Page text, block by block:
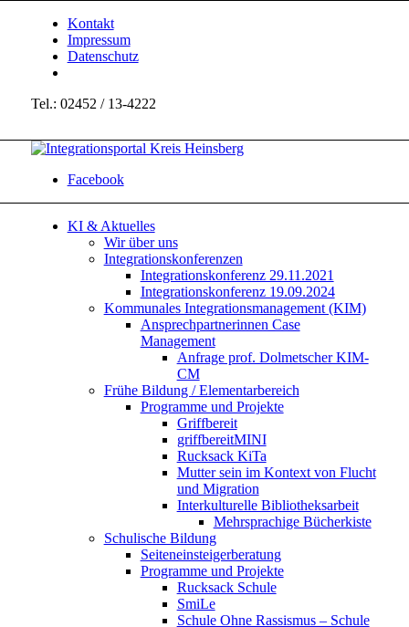
Kontakt
Impressum
Datenschutz
Tel.: 02452 / 13-4222
Facebook
KI & Aktuelles
Wir über uns
Integrationskonferenzen
Integrationskonferenz 29.11.2021
Integrationskonferenz 19.09.2024
Kommunales Integrationsmanagement (KIM)
Ansprechpartnerinnen Case
Management
Anfrage prof. Dolmetscher KIM-
CM
Frühe Bildung / Elementarbereich
Programme und Projekte
Griffbereit
griffbereitMINI
Rucksack KiTa
Mutter sein im Kontext von Flucht
und Migration
Interkulturelle Bibliotheksarbeit
Mehrsprachige Bücherkiste
Schulische Bildung
Seiteneinsteigerberatung
Programme und Projekte
Rucksack Schule
SmiLe
Schule Ohne Rassismus – Schule